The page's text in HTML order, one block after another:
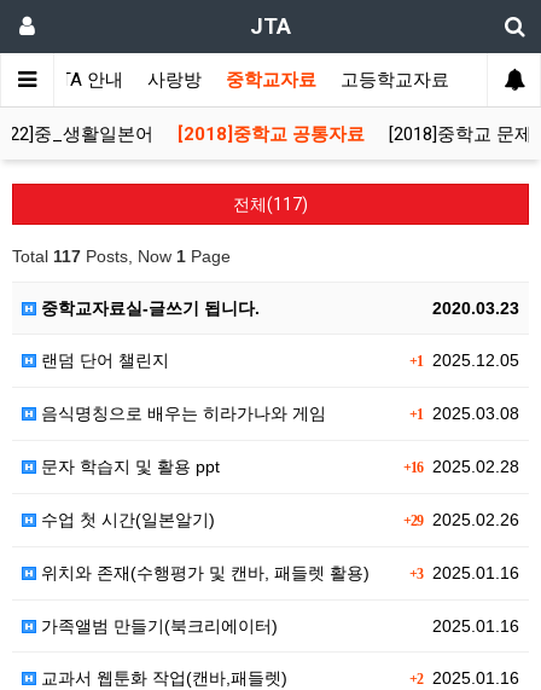
JTA
JTA 안내 사랑방 중학교자료 고등학교자료 멀티자
중_생활일본어 [2018]중학교 공통자료 [2018]중학교 문제
전체(117)
Total 117 Posts, Now 1 Page
2020.03.23
중학교자료실-글쓰기 됩니다.
+1 2025.12.05
랜덤 단어 챌린지
+1 2025.03.08
음식명칭으로 배우는 히라가나와 게임
+162025.02.28
문자 학습지 및 활용 ppt
+292025.02.26
수업 첫 시간(일본알기)
+32025.01.16
위치와 존재(수행평가 및 캔바, 패들렛 활용)
2025.01.16
가족앨범 만들기(북크리에이터)
+22025.01.16
교과서 웹툰화 작업(캔바,패들렛)